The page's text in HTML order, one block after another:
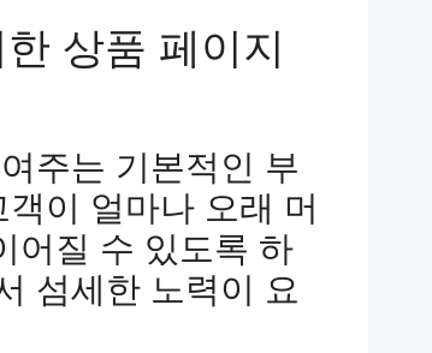
상품 페이지
주는 기본적인 부
이 얼마나 오래 머
어질 수 있도록 하
섬세한 노력이 요